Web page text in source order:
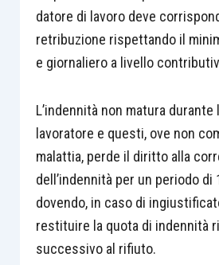
datore di lavoro deve
retribuzione rispettando il
e giornaliero a livello
L’indennità non matura durante
lavoratore e questi, ove non
malattia, perde il diritto alla
dell’indennità per un periodo di
dovendo, in caso di
restituire la quota di indennità
successivo al rifiuto.